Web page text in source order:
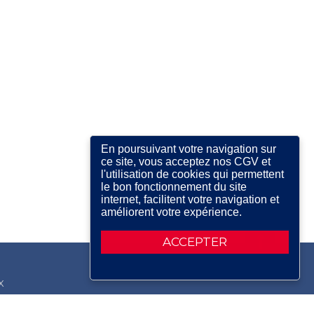
ACCEPTER
En poursuivant votre navigation sur
ce site, vous acceptez nos CGV et
l'utilisation de cookies qui permettent
le bon fonctionnement du site
internet, facilitent votre navigation et
améliorent votre expérience.